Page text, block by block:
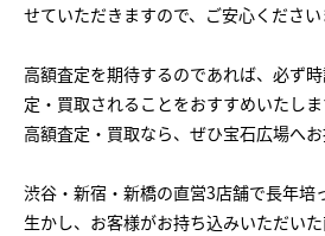
せていただきますので、ご安心ください
高額査定を期待するのであれば、必ず
定・買取されることをおすすめいたし
高額査定・買取なら、ぜひ宝石広場へお
渋谷・新宿・新橋の直営3店舗で長年培
生かし、お客様がお持ち込みいただい